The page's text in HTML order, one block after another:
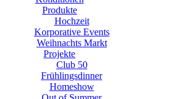
Produkte
Hochzeit
Korporative Events
Weihnachts Markt
Projekte
Club 50
Frühlingsdinner
Homeshow